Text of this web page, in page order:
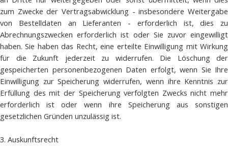
zum Zwecke der Vertragsabwicklung - insbesondere Weitergabe
von Bestelldaten an Lieferanten - erforderlich ist, dies zu
Abrechnungszwecken erforderlich ist oder Sie zuvor eingewilligt
haben. Sie haben das Recht, eine erteilte Einwilligung mit Wirkung
für die Zukunft jederzeit zu widerrufen. Die Löschung der
gespeicherten personenbezogenen Daten erfolgt, wenn Sie Ihre
Einwilligung zur Speicherung widerrufen, wenn ihre Kenntnis zur
Erfüllung des mit der Speicherung verfolgten Zwecks nicht mehr
erforderlich ist oder wenn ihre Speicherung aus sonstigen
gesetzlichen Gründen unzulässig ist.
3. Auskunftsrecht